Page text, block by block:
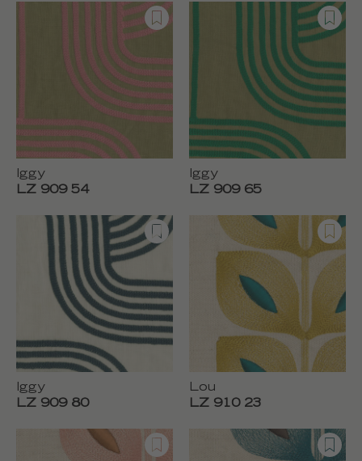
Iggy
LZ 909 54
Iggy
LZ 909 65
Iggy
LZ 909 80
Lou
LZ 910 23